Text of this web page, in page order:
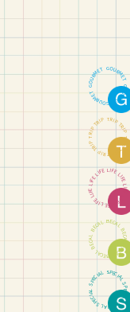
GOURME
T
G
O
U
R
M
E
T
G
O
U
R
M
E
T
G
O
U
RMET
TRIPT
RI
P
T
R
P
T
R
T
R
I
P
T
R
I
P
T
R
I
P
T
RIP
LIFEL
IF
E
L
F
L
I
FE
F
E
L
I
F
E
L
I
F
E
L
IF
E
LIFE
BECA
L
BE
C
A
L
B
E
C
A
B
E
C
A
L
B
E
C
A
L
BE
CAL
SPECI
A
L
SP
E
C
A
L
S
P
CI
A
L
S
P
E
C
I
A
L
SP
E
CIAL